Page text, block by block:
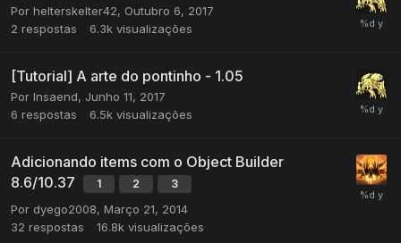
Por helterskelter42, Outubro 6, 2017
2 respostas 6.3k visualizações
[Tutorial] A arte do pontinho - 1.05
Por Insaend, Junho 11, 2017
6 respostas 6.5k visualizações
Adicionando items com o Object Builder
8.6/10.37
1 2 3
Por dyego2008, Março 21, 2014
32 respostas 16.8k visualizações